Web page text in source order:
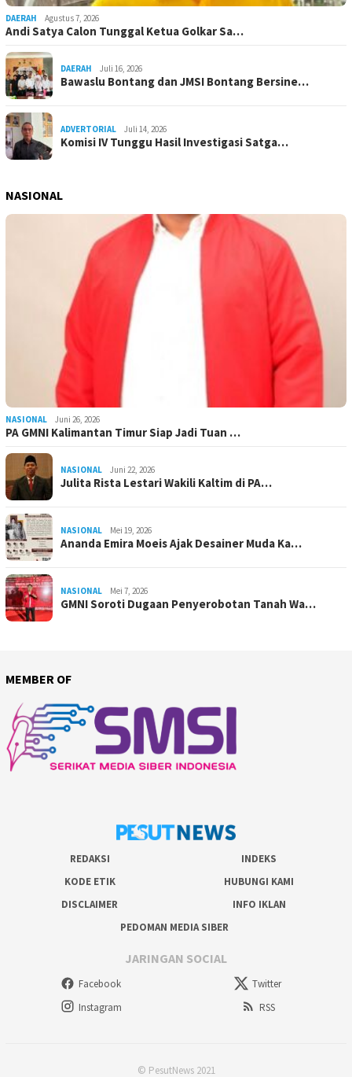
DAERAH Agustus 7, 2026
Andi Satya Calon Tunggal Ketua Golkar Sa…
DAERAH Juli 16, 2026
Bawaslu Bontang dan JMSI Bontang Bersine…
ADVERTORIAL Juli 14, 2026
Komisi IV Tunggu Hasil Investigasi Satga…
NASIONAL
NASIONAL Juni 26, 2026
PA GMNI Kalimantan Timur Siap Jadi Tuan …
NASIONAL Juni 22, 2026
Julita Rista Lestari Wakili Kaltim di PA…
NASIONAL Mei 19, 2026
Ananda Emira Moeis Ajak Desainer Muda Ka…
NASIONAL Mei 7, 2026
GMNI Soroti Dugaan Penyerobotan Tanah Wa…
MEMBER OF
REDAKSI
INDEKS
KODE ETIK
HUBUNGI KAMI
DISCLAIMER
INFO IKLAN
PEDOMAN MEDIA SIBER
JARINGAN SOCIAL
Facebook
Twitter
Instagram
RSS
© PesutNews 2021